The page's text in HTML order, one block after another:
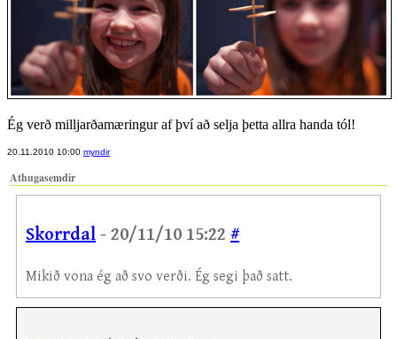
Ég verð milljarðamæringur af því að selja þetta allra handa tól!
20.11.2010 10:00 myndir
Athugasemdir
Skorrdal - 20/11/10 15:22 #
Mikið vona ég að svo verði. Ég segi það satt.